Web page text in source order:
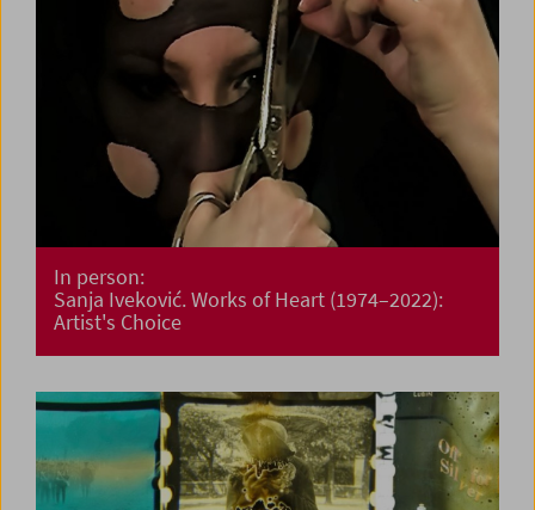
In person:
Sanja Iveković. Works of Heart (1974–2022):
Artist's Choice